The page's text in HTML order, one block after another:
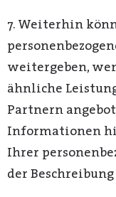
7. Weiterhin
weitergeben,
ähnliche
Partnern
Informationen
Ihrer
der